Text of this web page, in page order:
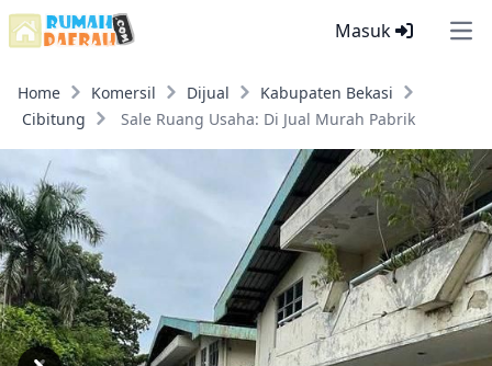
Masuk
Home Komersil Dijual
Kabupaten Bekasi
Cibitung
Sale Ruang Usaha: Di Jual Murah Pabrik